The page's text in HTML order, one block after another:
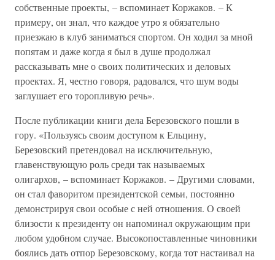
собственные проекты, – вспоминает Коржаков. – К
примеру, он знал, что каждое утро я обязательно
приезжаю в клуб заниматься спортом. Он ходил за мной
попятам и даже когда я был в душе продолжал
рассказывать мне о своих политических и деловых
проектах. Я, честно говоря, радовался, что шум воды
заглушает его торопливую речь».
После публикации книги дела Березовского пошли в
гору. «Пользуясь своим доступом к Ельцину,
Березовский претендовал на исключительную,
главенствующую роль среди так называемых
олигархов, – вспоминает Коржаков. – Другими словами,
он стал фаворитом президентской семьи, постоянно
демонстрируя свои особые с ней отношения. О своей
близости к президенту он напоминал окружающим при
любом удобном случае. Высокопоставленные чиновники
боялись дать отпор Березовскому, когда тот настаивал на